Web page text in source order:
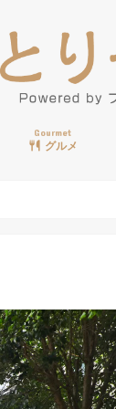
Gourmet
グルメ